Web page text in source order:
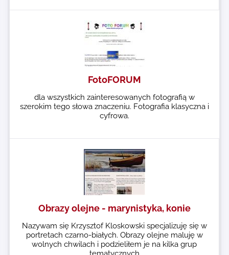
FotoFORUM
dla wszystkich zainteresowanych fotografią w
szerokim tego słowa znaczeniu. Fotografia klasyczna i
cyfrowa.
Obrazy olejne - marynistyka, konie
Nazywam się Krzysztof Kloskowski specjalizuję się w
portretach czarno-białych. Obrazy olejne maluję w
wolnych chwilach i podzieliłem je na kilka grup